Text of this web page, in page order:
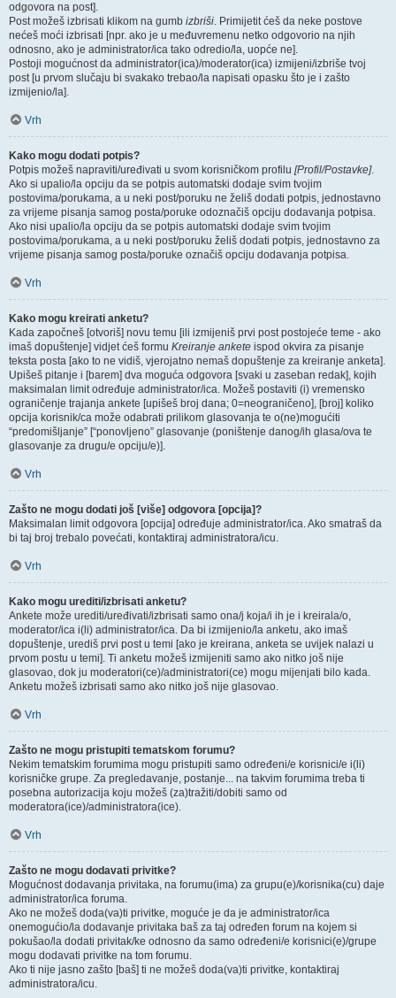
odgovora na post].
Post možeš izbrisati klikom na gumb izbriši. Primijetit ćeš da neke postove
nećeš moći izbrisati [npr. ako je u međuvremenu netko odgovorio na njih
odnosno, ako je administrator/ica tako odredio/la, uopće ne].
Postoji mogućnost da administrator(ica)/moderator(ica) izmijeni/izbriše tvoj
post [u prvom slučaju bi svakako trebao/la napisati opasku što je i zašto
izmijenio/la].
Vrh
Kako mogu dodati potpis?
Potpis možeš napraviti/uređivati u svom korisničkom profilu [Profil/Postavke].
Ako si upalio/la opciju da se potpis automatski dodaje svim tvojim
postovima/porukama, a u neki post/poruku ne želiš dodati potpis, jednostavno
za vrijeme pisanja samog posta/poruke odoznačiš opciju dodavanja potpisa.
Ako nisi upalio/la opciju da se potpis automatski dodaje svim tvojim
postovima/porukama, a u neki post/poruku želiš dodati potpis, jednostavno za
vrijeme pisanja samog posta/poruke označiš opciju dodavanja potpisa.
Vrh
Kako mogu kreirati anketu?
Kada započneš [otvoriš] novu temu [ili izmijeniš prvi post postojeće teme - ako
imaš dopuštenje] vidjet ćeš formu Kreiranje ankete ispod okvira za pisanje
teksta posta [ako to ne vidiš, vjerojatno nemaš dopuštenje za kreiranje anketa].
Upišeš pitanje i [barem] dva moguća odgovora [svaki u zaseban redak], kojih
maksimalan limit određuje administrator/ica. Možeš postaviti (i) vremensko
ograničenje trajanja ankete [upišeš broj dana; 0=neograničeno], [broj] koliko
opcija korisnik/ca može odabrati prilikom glasovanja te o(ne)mogućiti
“predomišljanje” [“ponovljeno” glasovanje (poništenje danog/ih glasa/ova te
glasovanje za drugu/e opciju/e)].
Vrh
Zašto ne mogu dodati još [više] odgovora [opcija]?
Maksimalan limit odgovora [opcija] određuje administrator/ica. Ako smatraš da
bi taj broj trebalo povećati, kontaktiraj administratora/icu.
Vrh
Kako mogu urediti/izbrisati anketu?
Ankete može urediti/uređivati/izbrisati samo ona/j koja/i ih je i kreirala/o,
moderator/ica i(li) administrator/ica. Da bi izmijenio/la anketu, ako imaš
dopuštenje, urediš prvi post u temi [ako je kreirana, anketa se uvijek nalazi u
prvom postu u temi]. Ti anketu možeš izmijeniti samo ako nitko još nije
glasovao, dok ju moderatori(ce)/administratori(ce) mogu mijenjati bilo kada.
Anketu možeš izbrisati samo ako nitko još nije glasovao.
Vrh
Zašto ne mogu pristupiti tematskom forumu?
Nekim tematskim forumima mogu pristupiti samo određeni/e korisnici/e i(li)
korisničke grupe. Za pregledavanje, postanje... na takvim forumima treba ti
posebna autorizacija koju možeš (za)tražiti/dobiti samo od
moderatora(ice)/administratora(ice).
Vrh
Zašto ne mogu dodavati privitke?
Mogućnost dodavanja privitaka, na forumu(ima) za grupu(e)/korisnika(cu) daje
administrator/ica foruma.
Ako ne možeš doda(va)ti privitke, moguće je da je administrator/ica
onemogućio/la dodavanje privitaka baš za taj određen forum na kojem si
pokušao/la dodati privitak/ke odnosno da samo određeni/e korisnici(e)/grupe
mogu dodavati privitke na tom forumu.
Ako ti nije jasno zašto [baš] ti ne možeš doda(va)ti privitke, kontaktiraj
administratora/icu.